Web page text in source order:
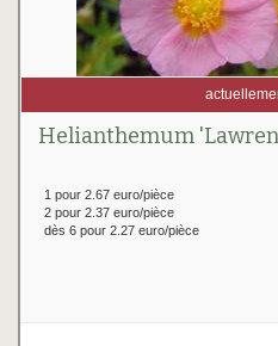
Helianthemum
1 pour 2.67 euro/pièce
2 pour 2.37 euro/pièce
dès 6 pour 2.27 euro/pièce